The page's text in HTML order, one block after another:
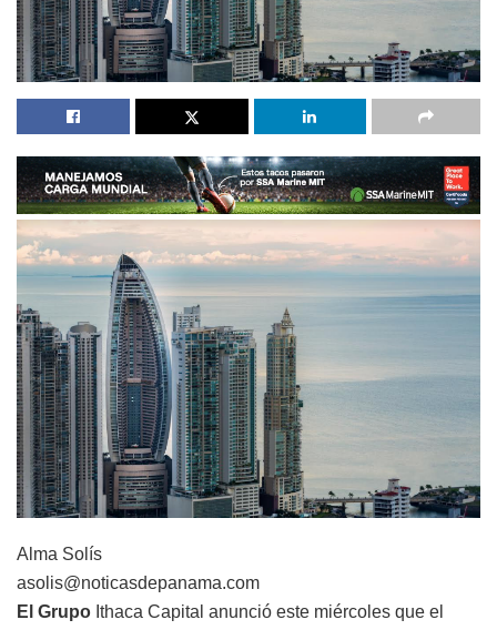
Alma Solís
asolis@noticasdepanama.com
El Grupo Ithaca Capital anunció este miércoles que el